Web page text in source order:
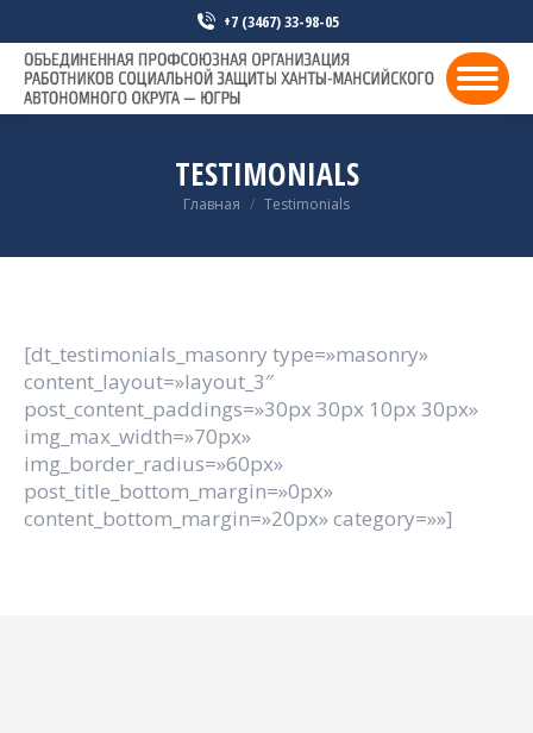
+7 (3467) 33-98-05
TESTIMONIALS
You are here:
Главная Testimonials
[dt_testimonials_masonry type=»masonry»
content_layout=»layout_3″
post_content_paddings=»30px 30px 10px 30px»
img_max_width=»70px»
img_border_radius=»60px»
post_title_bottom_margin=»0px»
content_bottom_margin=»20px» category=»»]